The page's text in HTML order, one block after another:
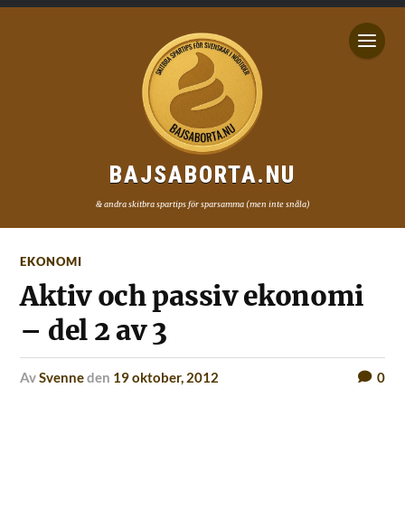
BAJSABORTA.NU
& andra skitbra spartips för sparsamma (men inte snåla)
EKONOMI
Aktiv och passiv ekonomi
– del 2 av 3
avSvenneden 19 oktober, 2012 0